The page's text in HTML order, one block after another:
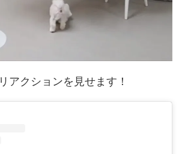
アクションを見せます！